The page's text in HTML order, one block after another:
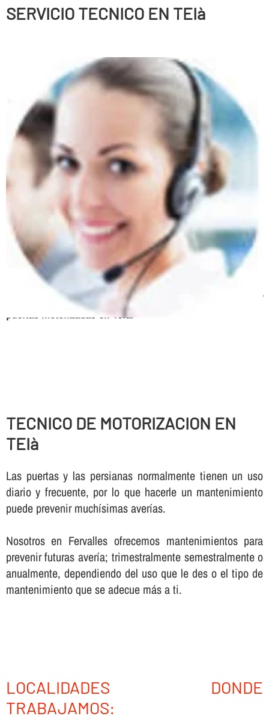
SERVICIO TECNICO EN TEIà
Persianas enrollables, Puertas correderas, Puertas
batientes, Puertas seccionales, Correderas automáticas
de cristal, Sistemas de anti-cizallamiento, Puertas
peatonales, Puertas basculantes, Puertas radio
frecuencia, Urgencias 24 horas, Mantenimiento de
Servicio tecnico, expertos en automatismos y
puertas motorizadas en Teià.
TECNICO DE MOTORIZACION EN
TEIà
Las puertas y las persianas normalmente tienen un uso
diario y frecuente, por lo que hacerle un mantenimiento
puede prevenir muchí­simas averí­as.
Nosotros en Fervalles ofrecemos mantenimientos para
prevenir futuras averí­a; trimestralmente semestralmente o
anualmente, dependiendo del uso que le des o el tipo de
mantenimiento que se adecue más a ti.
LOCALIDADES DONDE
TRABAJAMOS: